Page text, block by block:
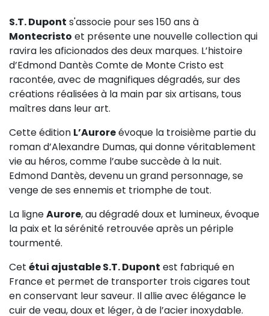
S.T. Dupont s'associe pour ses 150 ans à
Montecristo et présente une nouvelle collection qui
ravira les aficionados des deux marques. L’histoire
d’Edmond Dantès Comte de Monte Cristo est
racontée, avec de magnifiques dégradés, sur des
créations réalisées à la main par six artisans, tous
maîtres dans leur art.
Cette édition L’Auroreévoque la troisième partie du
roman d’Alexandre Dumas, qui donne véritablement
vie au héros, comme l’aube succède à la nuit.
Edmond Dantès, devenu un grand personnage, se
venge de ses ennemis et triomphe de tout.
La ligneAurore, au dégradé doux et lumineux, évoque
la paix et la sérénité retrouvée après un périple
tourmenté.
Cet étui ajustable S.T. Dupont est fabriqué en
France et permet de transporter trois cigares tout
en conservant leur saveur. Il allie avec élégance le
cuir de veau, doux et léger, à de l’acier inoxydable.